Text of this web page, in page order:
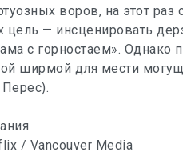
воров, на этот раз
цель — инсценировать
с горностаем». Однако
ширмой для мести
/ Vancouver Media